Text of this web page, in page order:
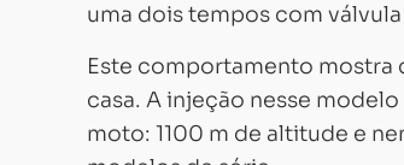
uma dois tempos com
Este comportamento mostra
casa. A injeção nesse
moto: 1100 m de altitude e